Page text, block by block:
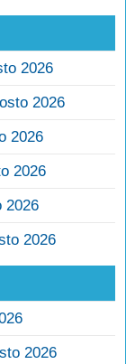
2026
2026
2026
2026
2026
2026
2026